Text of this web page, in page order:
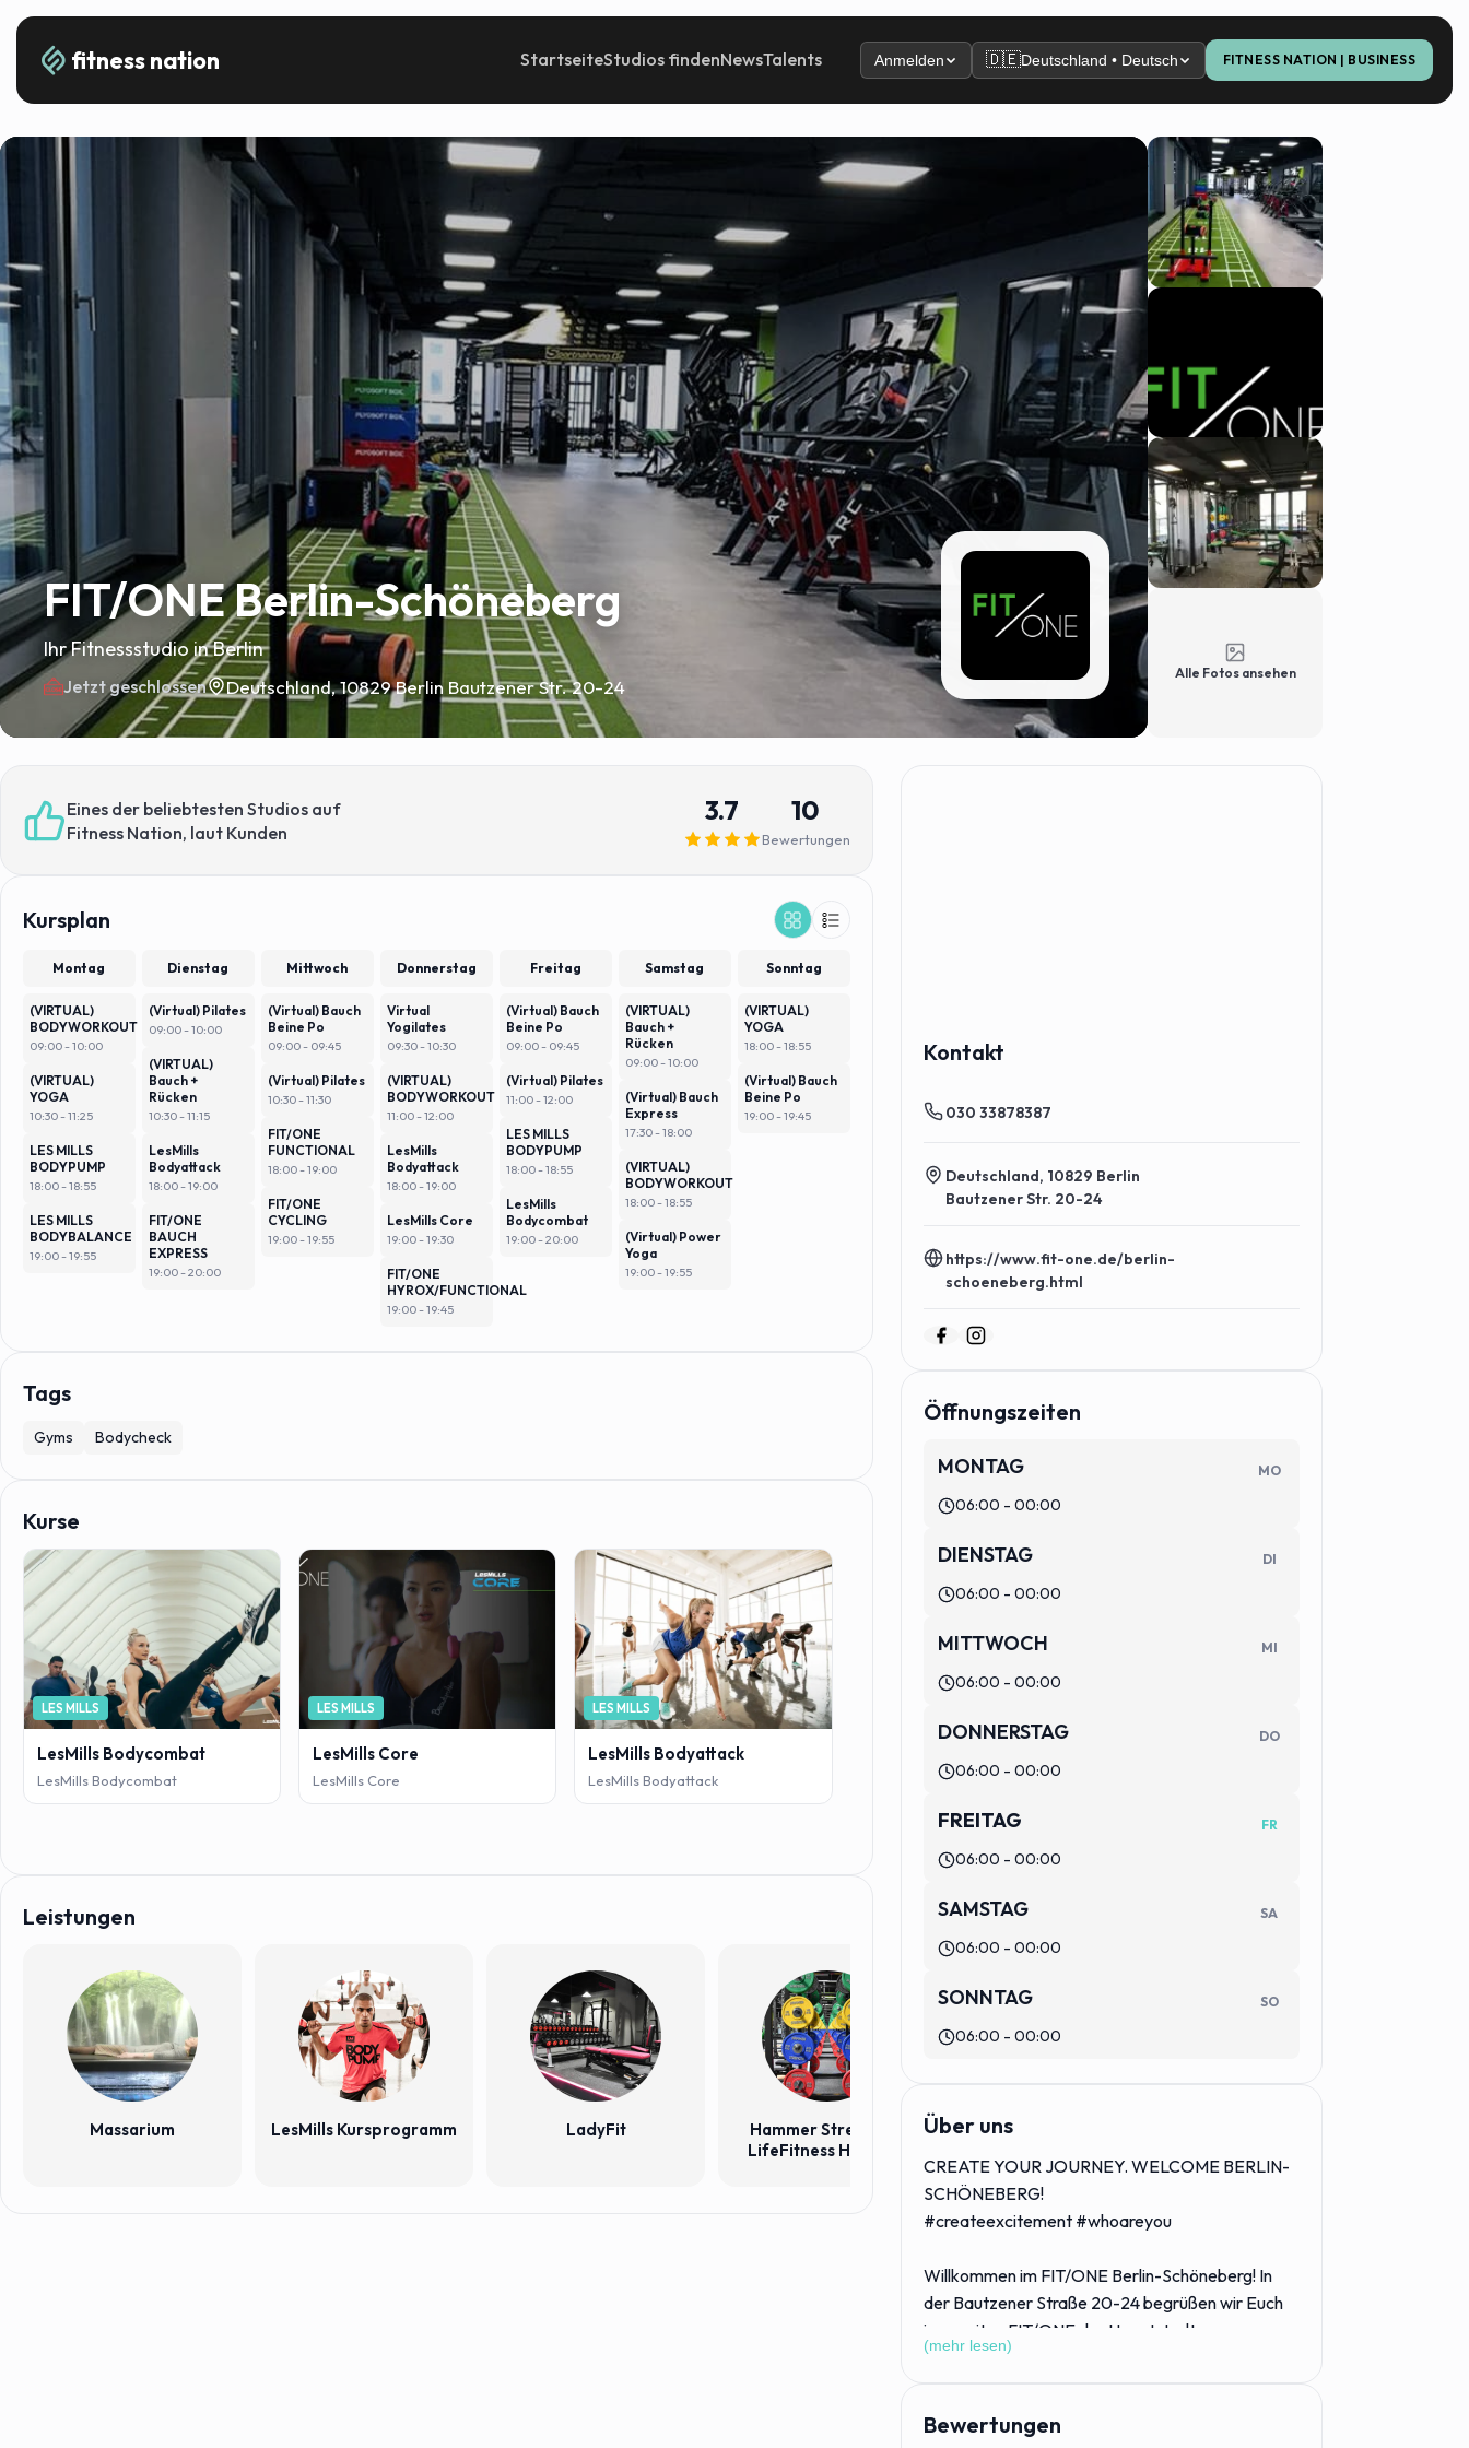
fitness nation StartseiteStudios findenNewsTalents Anmelden 🇩🇪Deutschland • Deutsch FITNESS NATION | BUSINESS
FIT/ONE Berlin-Schöneberg
Ihr Fitnessstudio in Berlin
Jetzt geschlossen Deutschland, 10829 Berlin Bautzener Str. 20-24
Alle Fotos ansehen
Eines der beliebtesten Studios auf
Fitness Nation, laut Kunden
3.7 10
Bewertungen
Kursplan
Montag
(VIRTUAL)
BODYWORKOUT
09:00 - 10:00
(VIRTUAL)
YOGA
10:30 - 11:25
LES MILLS
BODYPUMP
18:00 - 18:55
LES MILLS
BODYBALANCE
19:00 - 19:55
Dienstag
(Virtual) Pilates
09:00 - 10:00
(VIRTUAL)
Bauch +
Rücken
10:30 - 11:15
LesMills
Bodyattack
18:00 - 19:00
FIT/ONE
BAUCH
EXPRESS
19:00 - 20:00
Mittwoch
(Virtual) Bauch
Beine Po
09:00 - 09:45
(Virtual) Pilates
10:30 - 11:30
FIT/ONE
FUNCTIONAL
18:00 - 19:00
FIT/ONE
CYCLING
19:00 - 19:55
Donnerstag
Virtual
Yogilates
09:30 - 10:30
(VIRTUAL)
BODYWORKOUT
11:00 - 12:00
LesMills
Bodyattack
18:00 - 19:00
LesMills Core
19:00 - 19:30
FIT/ONE
HYROX/FUNCTIONAL
19:00 - 19:45
Freitag
(Virtual) Bauch
Beine Po
09:00 - 09:45
(Virtual) Pilates
11:00 - 12:00
LES MILLS
BODYPUMP
18:00 - 18:55
LesMills
Bodycombat
19:00 - 20:00
Samstag
(VIRTUAL)
Bauch +
Rücken
09:00 - 10:00
(Virtual) Bauch
Express
17:30 - 18:00
(VIRTUAL)
BODYWORKOUT
18:00 - 18:55
(Virtual) Power
Yoga
19:00 - 19:55
Sonntag
(VIRTUAL)
YOGA
18:00 - 18:55
(Virtual) Bauch
Beine Po
19:00 - 19:45
Tags
Gyms Bodycheck
Kurse
LES MILLS
LesMills Bodycombat
LesMills Bodycombat
LES MILLS
LesMills Core
LesMills Core
LES MILLS
LesMills Bodyattack
LesMills Bodyattack
Virtual Yogilates
Leistungen
Massarium LesMills Kursprogramm LadyFit
Hammer Strength &
LifeFitness High End
Großer
60KG
angenehme Atmosphäre
Kontakt
030 33878387
Deutschland, 10829 Berlin
Bautzener Str. 20-24
https://www.fit-one.de/berlin-
schoeneberg.html
Öffnungszeiten
MONTAG MO
06:00 - 00:00
DIENSTAG DI
06:00 - 00:00
MITTWOCH MI
06:00 - 00:00
DONNERSTAG DO
06:00 - 00:00
FREITAG FR
06:00 - 00:00
SAMSTAG SA
06:00 - 00:00
SONNTAG SO
06:00 - 00:00
Über uns
CREATE YOUR JOURNEY. WELCOME BERLIN-
SCHÖNEBERG!
#createexcitement #whoareyou
Willkommen im FIT/ONE Berlin-Schöneberg! In
der Bautzener Straße 20-24 begrüßen wir Euch
im zweiten FIT/ONE der Hauptstadt.
Superlative: Neueste und modernste Fitness-
Geräte von Hammer Strength und Life Fitness,
(mehr lesen)
Bewertungen